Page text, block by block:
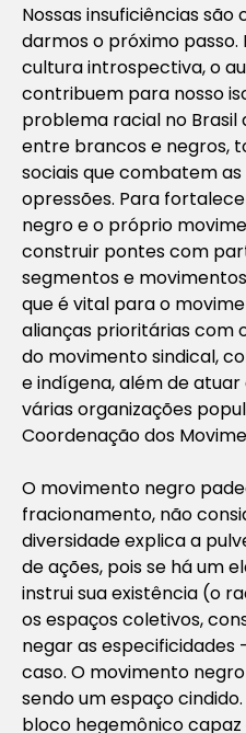
Nossas insuficiências
darmos o próximo
cultura introspectiva, o
contribuem para nosso
problema racial no
entre brancos e negros,
sociais que combatem
opressões. Para
negro e o próprio
construir pontes com
segmentos e
que é vital para o
alianças prioritárias com
do movimento sindical,
e indígena, além de
várias organizações
Coordenação dos
O movimento negro
fracionamento, não
diversidade explica a
de ações, pois se há um
instrui sua existência (o
os espaços coletivos,
negar as especificidades
caso. O movimento
sendo um espaço
bloco hegemônico